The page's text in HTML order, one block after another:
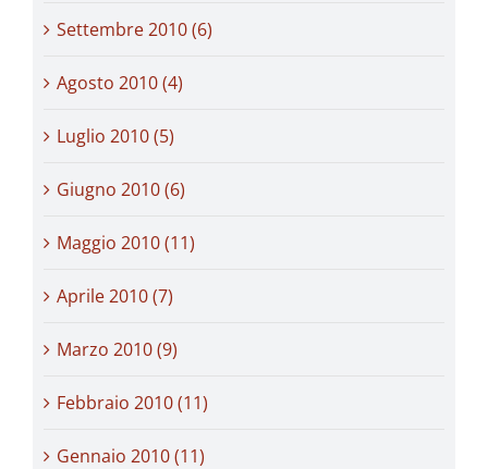
Settembre 2010 (6)
Agosto 2010 (4)
Luglio 2010 (5)
Giugno 2010 (6)
Maggio 2010 (11)
Aprile 2010 (7)
Marzo 2010 (9)
Febbraio 2010 (11)
Gennaio 2010 (11)